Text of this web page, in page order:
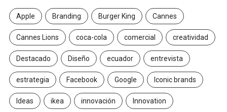
Apple Branding Burger King Cannes
Cannes Lions coca-cola comercial creatividad
Destacado Diseño ecuador entrevista
estrategia Facebook Google Iconic brands
Ideas ikea innovación Innovation